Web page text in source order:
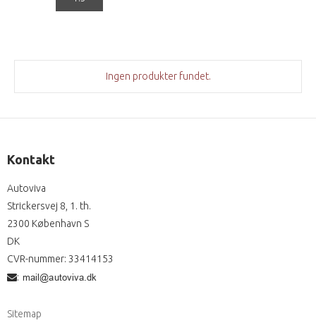
Ingen produkter fundet.
Kontakt
Autoviva
Strickersvej 8, 1. th.
2300 København S
DK
CVR-nummer: 33414153
:
Sitemap